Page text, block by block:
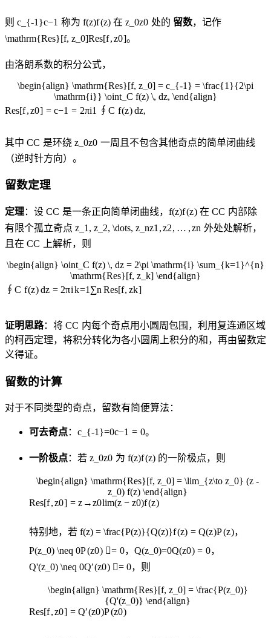
则 c_{-1}c−1 称为 f(z)f(z) 在z_0z0 处的 留数，记作
\mathrm{Res}[f, z_0]Res[f,z0]。
由洛朗系数的积分公式，
\begin{align} \mathrm{Res}[f, z_0] = c_{-1} = \frac{1}{2\pi
\mathrm{i}} \oint_C f(z) \, dz, \end{align}
Res[f,z0] = c−1 = 2πi1 ∮ C f(z)dz,
其中 CC 是环绕z_0z0 一周且不包含其他奇点的简单闭曲线
（逆时针方向）。
留数定理
定理：设 CC 是一条正向简单闭曲线，f(z)f(z)在 CC 内部除
有限个孤立奇点 z_1, z_2, \dots, z_nz1 , z2, … ,zn 外处处解析，
且在 CC 上解析，则
\begin{align} \oint_C f(z) \, dz = 2\pi \mathrm{i} \sum_{k=1}^{n}
\mathrm{Res}[f, z_k] \end{align}
∮ C f(z)dz = 2πi k=1 ∑n Res[f, zk]
证明思路：将 CC 内每个奇点用小圆周包围，利用复连通区域
的柯西定理，将积分转化为各小圆周上积分的和，再由留数定
义得证。
留数的计算
对于不同类型的奇点，留数有简便算法：
可去奇点： c_{-1}=0c−1 = 0。
一阶极点：若 z_0z0 为 f(z)f(z) 的一阶极点，则
\begin{align} \mathrm{Res}[f, z_0] = \lim_{z\to z_0} (z -
z_0) f(z) \end{align}
Res[f,z0] = z →z0lim(z − z0)f(z)
特别地，若 f(z) = \frac{P(z)}{Q(z)}f(z) = Q(z)P(z)，
P(z_0) \neq 0P(z0) = 0， Q(z_0)=0Q(z0) = 0，
Q'(z_0) \neq 0Q′(z0) = 0，则
\begin{align} \mathrm{Res}[f, z_0] = \frac{P(z_0)}
{Q'(z_0)} \end{align}
Res[f,z0] = Q′(z0)P(z0)